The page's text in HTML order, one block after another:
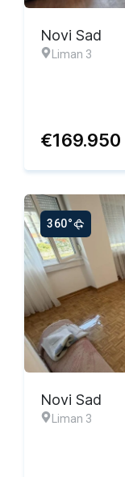
Novi Sad
Liman 3
€169.950
360°
Novi Sad
Liman 3